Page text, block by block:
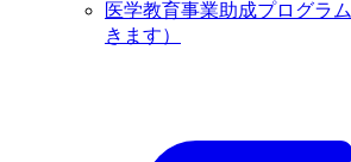
医学教育事業助成プログラム
きます）